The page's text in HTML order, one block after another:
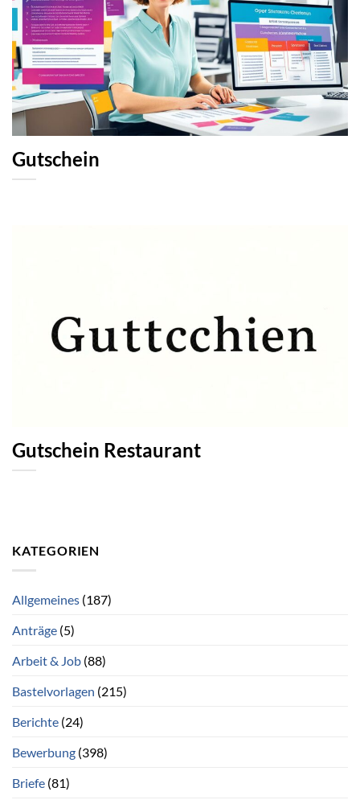
Gutschein
Gutschein Restaurant
KATEGORIEN
Allgemeines (187)
Anträge (5)
Arbeit & Job (88)
Bastelvorlagen (215)
Berichte (24)
Bewerbung (398)
Briefe (81)